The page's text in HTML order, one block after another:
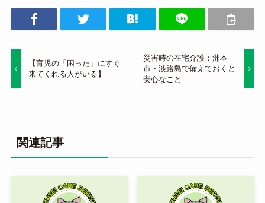
【育児の「困った」にすぐ
来てくれる人がいる】
災害時の在宅介護：洲本
市・淡路島で備えておくと
安心なこと
関連記事